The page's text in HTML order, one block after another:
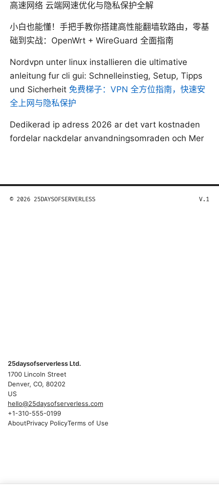
高速网络 云端网速优化与隐私保护全解
小白也能懂！手把手教你搭建高性能翻墙软路由，零基
础到实战：OpenWrt + WireGuard 全面指南
Nordvpn unter linux installieren die ultimative
anleitung fur cli gui: Schnelleinstieg, Setup, Tipps
und Sicherheit 免费梯子：VPN 全方位指南，快速安
全上网与隐私保护
Dedikerad ip adress 2026 ar det vart kostnaden
fordelar nackdelar anvandningsomraden och Mer
© 2026 25DAYSOFSERVERLESS V.1
25daysofserverless Ltd.
1700 Lincoln Street
Denver, CO, 80202
US
hello@25daysofserverless.com
+1-310-555-0199
AboutPrivacy PolicyTerms of Use